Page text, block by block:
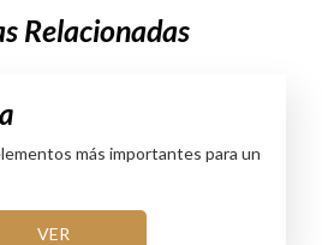
Relacionadas
más importantes para un
VER